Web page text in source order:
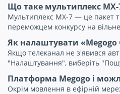
Що таке мультиплекс МХ-
Мультиплекс МХ-7 — це пакет
переможцем конкурсу на
Як налаштувати «Megogo
Якщо телеканал не з'явився
"Налаштування", виберіть
Платформа Megogo і
Окрім мовлення в ефірній